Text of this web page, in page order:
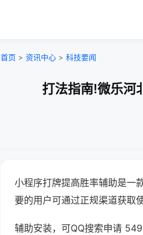
首页 > 资讯中心 > 科技要闻
打法指南!微乐河
小程序打牌提高胜率辅助是一
要的用户可通过正规渠道获取使
辅助安装，可QQ搜索申请